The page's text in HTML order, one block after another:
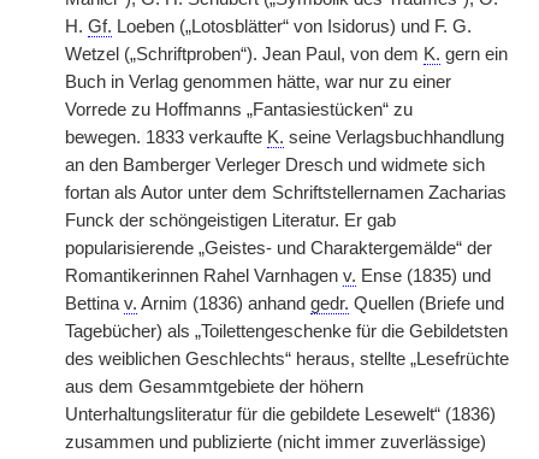
H. Gf. Loeben („Lotosblätter“ von Isidorus) und F. G.
Wetzel („Schriftproben“). Jean Paul, von dem K. gern ein
Buch in Verlag genommen hätte, war nur zu einer
Vorrede zu Hoffmanns „Fantasiestücken“ zu
bewegen. 1833 verkaufte K. seine Verlagsbuchhandlung
an den Bamberger Verleger Dresch und widmete sich
fortan als Autor unter dem Schriftstellernamen Zacharias
Funck der schöngeistigen Literatur. Er gab
popularisierende „Geistes- und Charaktergemälde“ der
Romantikerinnen Rahel Varnhagen v. Ense (1835) und
Bettina v. Arnim (1836) anhand gedr. Quellen (Briefe und
Tagebücher) als „Toilettengeschenke für die Gebildetsten
des weiblichen Geschlechts“ heraus, stellte „Lesefrüchte
aus dem Gesammtgebiete der höhern
Unterhaltungsliteratur für die gebildete Lesewelt“ (1836)
zusammen und publizierte (nicht immer zuverlässige)